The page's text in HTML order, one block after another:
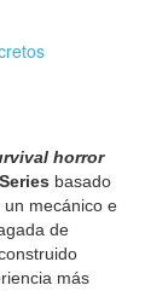
horror
basado
mecánico e
de
más